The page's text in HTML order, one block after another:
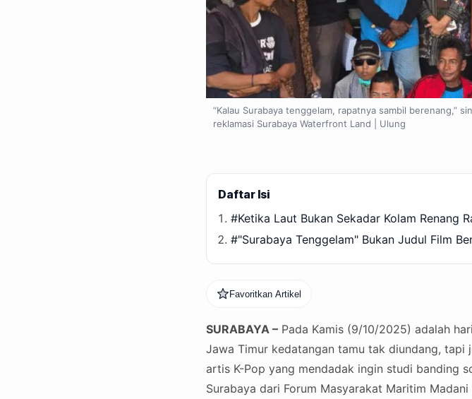
“Kalau Surabaya tenggelam, rapatnya sambil berenang,”
reklamasi Surabaya Waterfront Land | Ulung
Daftar Isi
#Ketika Laut Bukan Sekadar Kolam Renang
#"Surabaya Tenggelam" Bukan Judul Film
Favoritkan Artikel
SURABAYA – Pada Kamis (9/10/2025) adalah
Jawa Timur kedatangan tamu tak diundang, tapi
artis K-Pop yang mendadak ingin studi banding
Surabaya dari Forum Masyarakat Maritim